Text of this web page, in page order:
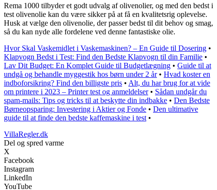
Rema 1000 tilbyder et godt udvalg af olivenolier, og med den bedst i
test olivenolie kan du være sikker på at få en kvalitetsrig oplevelse.
Husk at vælge den olivenolie, der passer bedst til dit behov og smag,
så du kan nyde alle fordelene ved denne fantastiske olie.
Hvor Skal Vaskemidlet i Vaskemaskinen? – En Guide til Dosering •
Klapvogn Bedst i Test: Find den Bedste Klapvogn til din Familie •
Lav Dit Budget: En Komplet Guide til Budgetlægning • Guide til at
undgå og behandle myggestik hos børn under 2 år• Hvad koster en
indboforsikring? Find den billigste pris • Alt, du har brug for at vide
om printere i 2023 – Printer test og anmeldelser• Sådan undgår du
spam-mails: Tips og tricks til at beskytte din indbakke • Den Bedste
Børneopsparing: Investering i Aktier og Fonde • Den ultimative
guide til at finde den bedste kaffemaskine i test •
VillaRegler.dk
Del og spred varme
X
Facebook
Instagram
LinkedIn
YouTube